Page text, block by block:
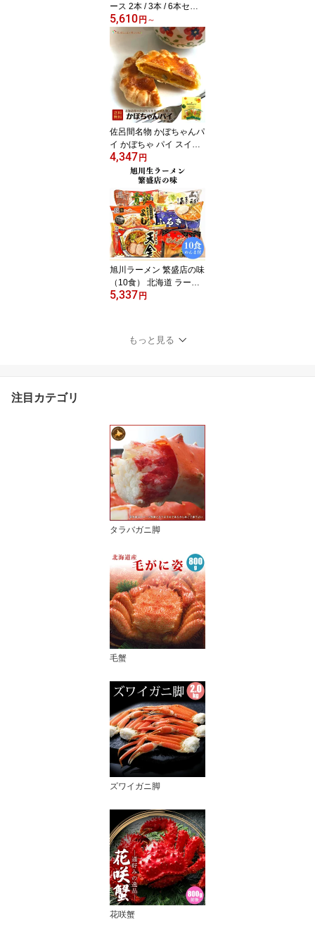
ース 2本 / 3本 / 6本セッ
ト 北海道 鷹栖産トマト
使用 濃厚 高級
5,610 円 ～
佐呂間名物 かぼちゃんパ
イ かぼちゃ パイ スイー
ツ お菓子 かぼちゃパイ
スイーツギフト 手土産
個包装 北海道 かぼちゃ
ん本舗
4,347 円
旭川ラーメン 繁盛店の味
（10食） 北海道 ラーメ
ン ラーメンセット 北海
5,337 円
もっと見る
注目カテゴリ
タラバガニ脚
毛蟹
ズワイガニ脚
花咲蟹